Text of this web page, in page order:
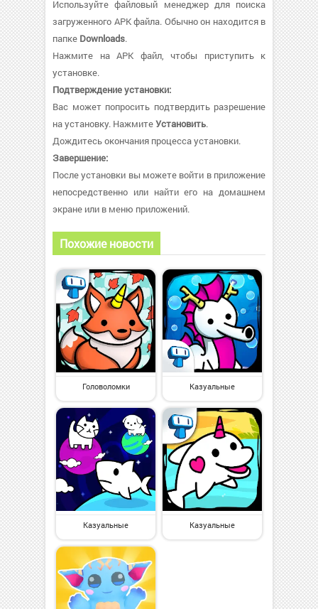
Используйте файловый менеджер для поиска
загруженного APK файла. Обычно он находится в
папке Downloads.
Нажмите на APK файл, чтобы приступить к
установке.
Подтверждение установки:
Вас может попросить подтвердить разрешение
на установку. НажмитеУстановить.
Дождитесь окончания процесса установки.
Завершение:
После установки вы можете войти в приложение
непосредственно или найти его на домашнем
экране или в меню приложений.
Похожие новости
Головоломки Казуальные
Казуальные Казуальные